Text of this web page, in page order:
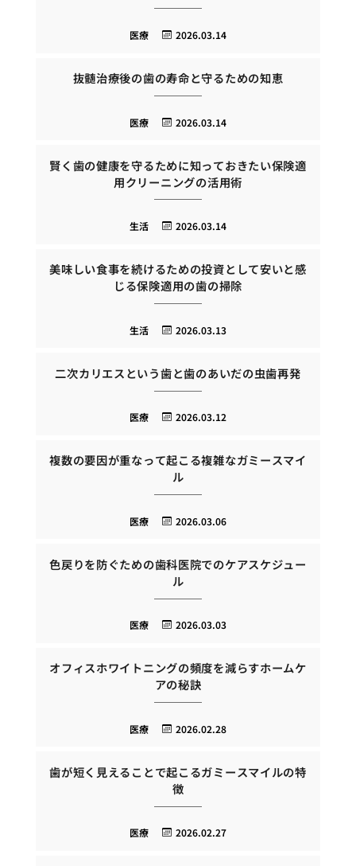
2026.03.14
医療
抜髄治療後の歯の寿命と守るための知恵
2026.03.14
医療
賢く歯の健康を守るために知っておきたい保険適
用クリーニングの活用術
2026.03.14
生活
美味しい食事を続けるための投資として安いと感
じる保険適用の歯の掃除
2026.03.13
生活
二次カリエスという歯と歯のあいだの虫歯再発
2026.03.12
医療
複数の要因が重なって起こる複雑なガミースマイ
ル
2026.03.06
医療
色戻りを防ぐための歯科医院でのケアスケジュー
ル
2026.03.03
医療
オフィスホワイトニングの頻度を減らすホームケ
アの秘訣
2026.02.28
医療
歯が短く見えることで起こるガミースマイルの特
徴
2026.02.27
医療